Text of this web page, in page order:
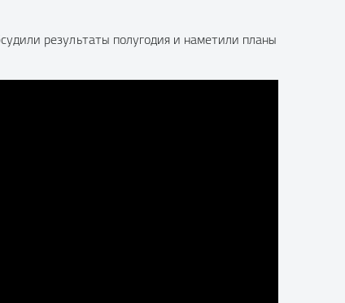
результаты полугодия и наметили планы